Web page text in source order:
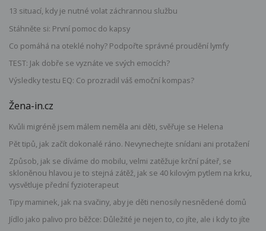
13 situací, kdy je nutné volat záchrannou službu
Stáhněte si: První pomoc do kapsy
Co pomáhá na oteklé nohy? Podpořte správné proudění lymfy
TEST: Jak dobře se vyznáte ve svých emocích?
Výsledky testu EQ: Co prozradil váš emoční kompas?
Žena-in.cz
Kvůli migréně jsem málem neměla ani děti, svěřuje se Helena
Pět tipů, jak začít dokonalé ráno. Nevynechejte snídani ani protažení
Způsob, jak se díváme do mobilu, velmi zatěžuje krční páteř, se
skloněnou hlavou je to stejná zátěž, jak se 40 kilovým pytlem na krku,
vysvětluje přední fyzioterapeut
Tipy maminek, jak na svačiny, aby je děti nenosily nesnědené domů
Jídlo jako palivo pro běžce: Důležité je nejen to, co jíte, ale i kdy to jíte